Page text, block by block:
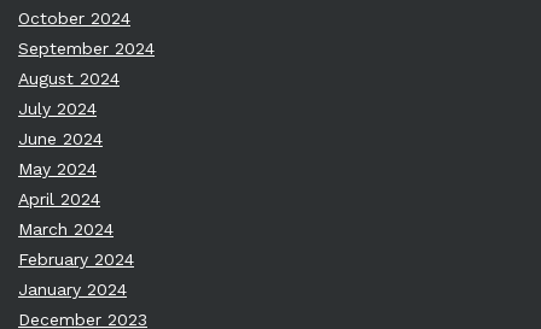
October 2024
September 2024
August 2024
July 2024
June 2024
May 2024
April 2024
March 2024
February 2024
January 2024
December 2023